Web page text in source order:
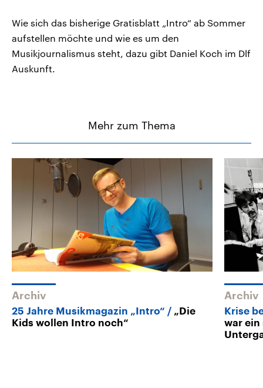
Wie sich das bisherige Gratisblatt „Intro“ ab Sommer
aufstellen möchte und wie es um den
Musikjournalismus steht, dazu gibt Daniel Koch im Dlf
Auskunft.
Mehr zum Thema
Archiv
25 Jahre Musikmagazin „Intro“
„Die
Kids wollen Intro noch“
Archiv
Krise
war ein